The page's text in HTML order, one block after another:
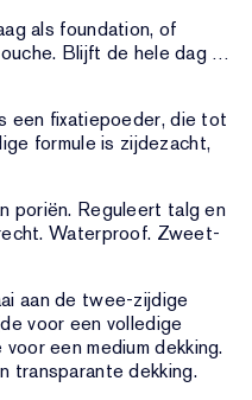
als foundation, of
Blijft de hele dag …
een fixatiepoeder, die tot
formule is zijdezacht,
poriën. Reguleert talg en
Waterproof. Zweet-
aan de twee-zijdige
voor een volledige
een medium dekking.
transparante dekking.